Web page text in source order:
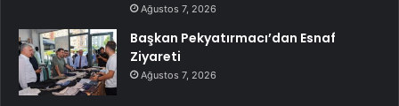
Ağustos 7, 2026
Başkan Pekyatırmacı’dan Esnaf
Ziyareti
Ağustos 7, 2026